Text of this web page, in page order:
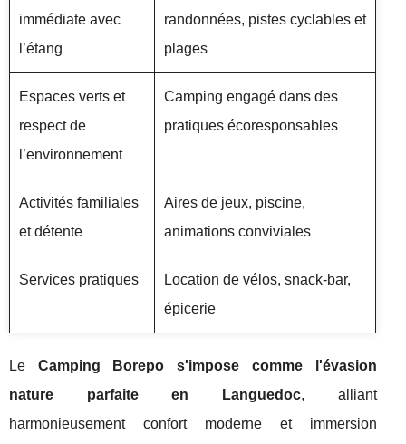
immédiate avec
l’étang
randonnées, pistes cyclables et
plages
Espaces verts et
respect de
l’environnement
Camping engagé dans des
pratiques écoresponsables
Activités familiales
et détente
Aires de jeux, piscine,
animations conviviales
Services pratiques
Location de vélos, snack-bar,
épicerie
Le Camping Borepo s'impose comme l'évasion
nature parfaite en Languedoc, alliant
harmonieusement confort moderne et immersion